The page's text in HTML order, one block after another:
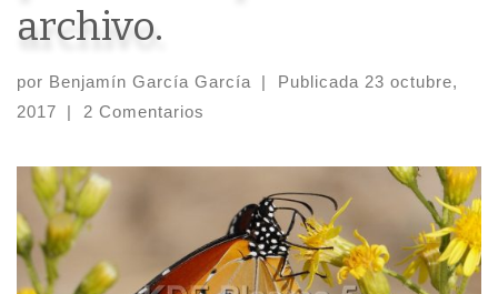
archivo.
por Benjamín García García | Publicada 23 octubre,
2017
| 2 Comentarios